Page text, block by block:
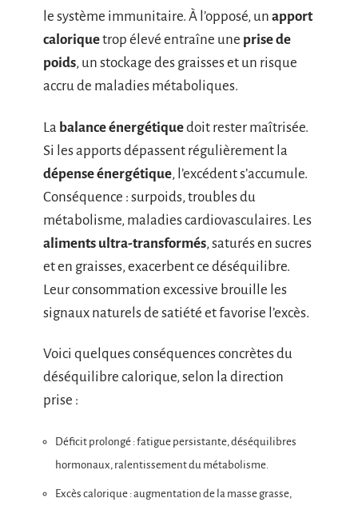
le système immunitaire. À l’opposé, un apport
caloriquetrop élevé entraîne une prise de
poids, un stockage des graisses et un risque
accru de maladies métaboliques.
La balance énergétiquedoit rester maîtrisée.
Si les apports dépassent régulièrement la
dépense énergétique, l’excédent s’accumule.
Conséquence : surpoids, troubles du
métabolisme, maladies cardiovasculaires. Les
aliments ultra-transformés, saturés en sucres
et en graisses, exacerbent ce déséquilibre.
Leur consommation excessive brouille les
signaux naturels de satiété et favorise l’excès.
Voici quelques conséquences concrètes du
déséquilibre calorique, selon la direction
prise :
Déficit prolongé : fatigue persistante, déséquilibres
hormonaux, ralentissement du métabolisme.
Excès calorique : augmentation de la masse grasse,